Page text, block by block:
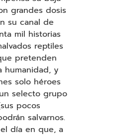
grandes dosis
su canal de
mil historias
reptiles
pretenden
humanidad, y
solo héroes
selecto grupo
pocos
salvarnos.
día en que, a